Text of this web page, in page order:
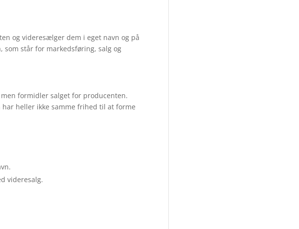
og videresælger dem i eget navn og på
står for markedsføring, salg og
formidler salget for producenten.
heller ikke samme frihed til at forme
videresalg.